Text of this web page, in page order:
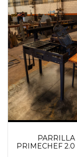
PARRILLA
PRIMECHEF 2.0